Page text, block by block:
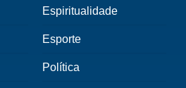
Espiritualidade
Esporte
Política